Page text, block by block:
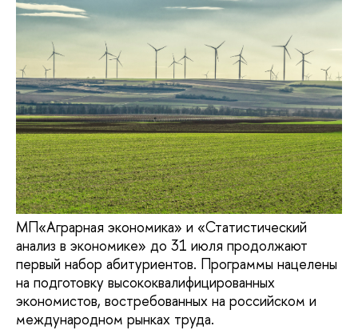
МП«Аграрная экономика» и «Статистический
анализ в экономике» до 31 июля продолжают
первый набор абитуриентов. Программы нацелены
на подготовку высококвалифицированных
экономистов, востребованных на российском и
международном рынках труда.